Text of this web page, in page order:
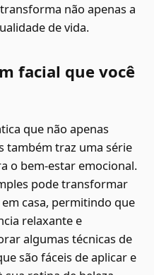
não apenas a
de vida.
facial que você
que não apenas
também traz uma série
o bem-estar emocional.
pode transformar
casa, permitindo que
relaxante e
algumas técnicas de
são fáceis de aplicar e